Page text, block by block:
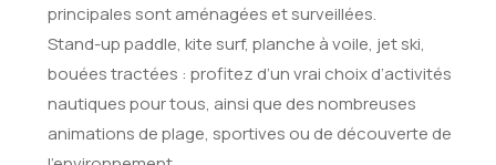
principales sont aménagées et surveillées.
Stand-up paddle, kite surf, planche à voile, jet ski,
bouées tractées : profitez d’un vrai choix d’activités
nautiques pour tous, ainsi que des nombreuses
animations de plage, sportives ou de découverte de